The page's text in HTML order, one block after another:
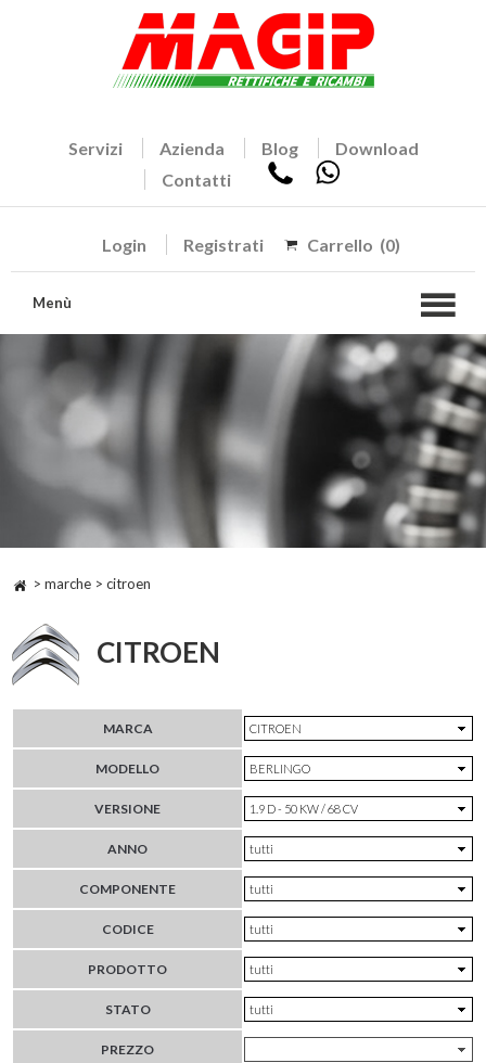
Servizi Azienda Blog
Download
Contatti
Login Registrati Carrello (0)
Menù
> marche > citroen
CITROEN
MARCA
MODELLO
VERSIONE
ANNO
COMPONENTE
CODICE
PRODOTTO
STATO
PREZZO